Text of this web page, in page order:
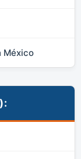
México